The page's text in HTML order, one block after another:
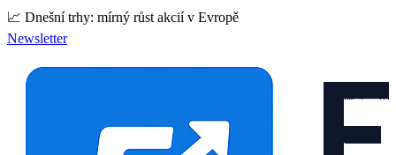
📈 Dnešní trhy: mírný růst akcií v Evropě
Newsletter